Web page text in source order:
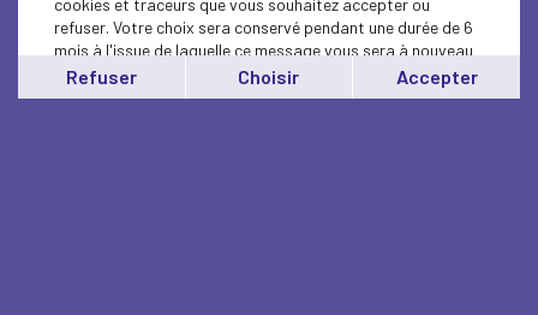
cookies et traceurs que vous souhaitez accepter ou
refuser. Votre choix sera conservé pendant une durée de 6
mois à l'issue de laquelle ce message vous sera à nouveau
affiché..
Vous pouvez modifier votre choix à tout moment en
Refuser Choisir Accepter